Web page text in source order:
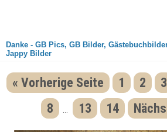
Danke - GB Pics, GB Bilder,
Jappy Bilder
« Vorherige Seite 1 2 3
8
13 14